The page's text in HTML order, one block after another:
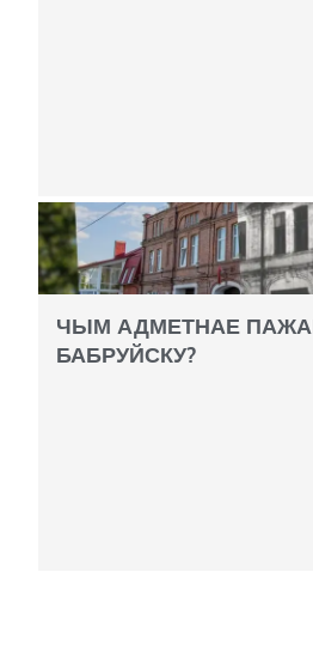
ЧЫМ АДМЕТНАЕ
БАБРУЙСКУ?